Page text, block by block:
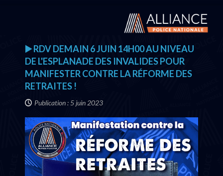
▶️ RDV DEMAIN 6 JUIN 14H00 AU NIVEAU
DE L'ESPLANADE DES INVALIDES POUR
MANIFESTER CONTRE LA RÉFORME DES
RETRAITES !
Publication : 5 juin 2023